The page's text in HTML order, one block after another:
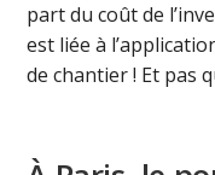
part du coût de
est liée à
de chantier ! Et pas